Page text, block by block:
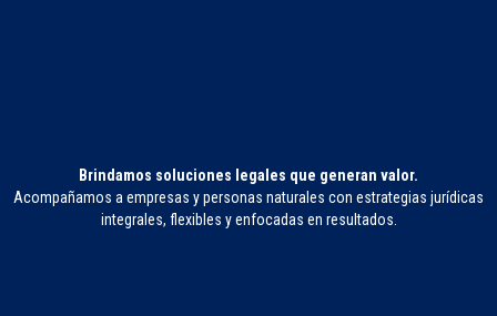
Brindamos soluciones legales que generan valor.
Acompañamos a empresas y personas naturales con estrategias jurídicas
integrales, flexibles y enfocadas en resultados.